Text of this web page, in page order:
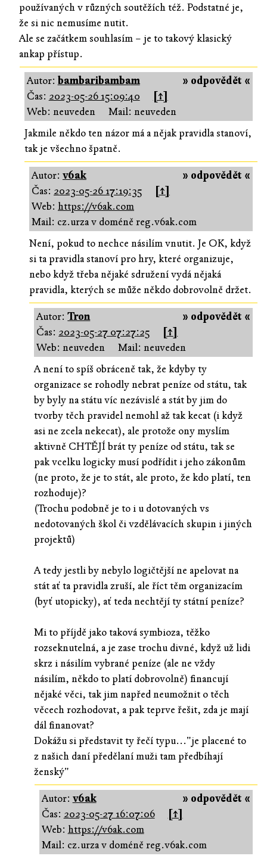
používaných v různých soutěžích též. Podstatné je,
že si nic nemusíme nutit.
Ale se začátkem souhlasím – je to takový klasický
ankap přístup.
» odpovědět «
Autor: bambaribambam
Čas: 2023-05-26 15:09:40
[↑]
Web: neuveden
Mail: neuveden
Jakmile někdo ten názor má a nějak pravidla stanoví,
tak je všechno špatně.
» odpovědět «
Autor: v6ak
Čas: 2023-05-26 17:19:35
[↑]
Web: https://v6ak.com
Mail: cz.urza v doméně reg.v6ak.com
Není, pokud to nechce násilím vnutit. Je OK, když
si ta pravidla stanoví pro hry, které organizuje,
nebo když třeba nějaké sdružení vydá nějaká
pravidla, kterých se může někdo dobrovolně držet.
» odpovědět «
Autor:Tron
Čas: 2023-05-27 07:27:25
[↑]
Web: neuveden
Mail: neuveden
A není to spíš obráceně tak, že kdyby ty
organizace se rohodly nebrat peníze od státu, tak
by byly na státu víc nezávislé a stát by jim do
tvorby těch pravidel nemohl až tak kecat (i když
asi ne zcela nekecat), ale protože ony myslím
aktivně CHTĚJÍ brát ty peníze od státu, tak se
pak vcelku logicky musí podřídit i jeho zákonům
(ne proto, že je to stát, ale proto, že kdo platí, ten
rozhoduje)?
(Trochu podobně je to i u dotovaných vs
nedotovaných škol či vzdělávacích skupin i jiných
projektů)
A tedy jestli by nebylo logičtější ne apelovat na
stát ať ta pravidla zruší, ale říct těm organizacím
(byť utopicky), ať teda nechtějí ty státní peníze?
Mi to příjdě jako taková symbioza, těžko
rozseknutelná, a je zase trochu divné, když už lidi
skrz i násilím vybrané peníze (ale ne vždy
násilím, někdo to platí dobrovolně) financují
nějaké věci, tak jim napřed neumožnit o těch
věcech rozhodovat, a pak teprve řešit, zda je mají
dál finanovat?
Dokážu si představit ty řečí typu..."je placené to
z našich daní předělaní muži tam předbíhají
ženský"
» odpovědět «
Autor: v6ak
Čas: 2023-05-27 16:07:06
[↑]
Web: https://v6ak.com
Mail: cz.urza v doméně reg.v6ak.com